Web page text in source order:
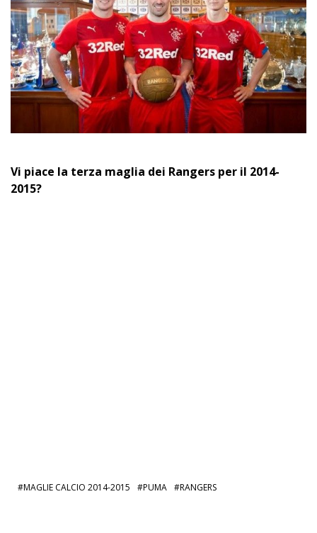
Vi piace la terza maglia dei Rangers per il 2014-
2015?
MAGLIE CALCIO 2014-2015 PUMA RANGERS